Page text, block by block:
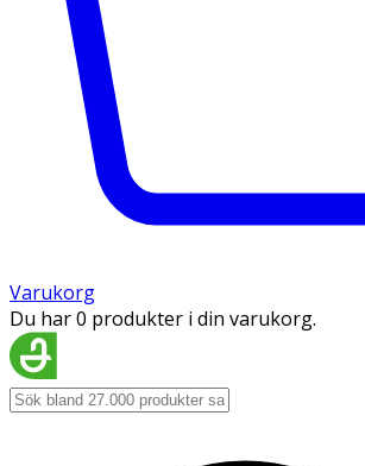
Varukorg
Du har 0 produkter i din varukorg.